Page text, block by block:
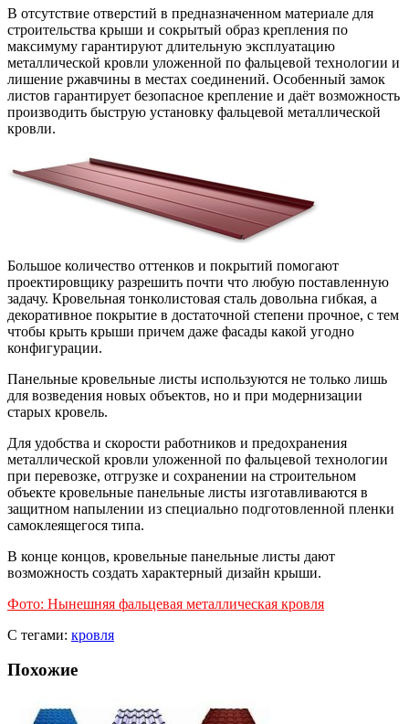
В отсутствие отверстий в предназначенном материале для
строительства крыши и сокрытый образ крепления по
максимуму гарантируют длительную эксплуатацию
металлической кровли уложенной по фальцевой технологии и
лишение ржавчины в местах соединений. Особенный замок
листов гарантирует безопасное крепление и даёт возможность
производить быструю установку фальцевой металлической
кровли.
Большое количество оттенков и покрытий помогают
проектировщику разрешить почти что любую поставленную
задачу. Кровельная тонколистовая сталь довольна гибкая, а
декоративное покрытие в достаточной степени прочное, с тем
чтобы крыть крыши причем даже фасады какой угодно
конфигурации.
Панельные кровельные листы используются не только лишь
для возведения новых объектов, но и при модернизации
старых кровель.
Для удобства и скорости работников и предохранения
металлической кровли уложенной по фальцевой технологии
при перевозке, отгрузке и сохранении на строительном
объекте кровельные панельные листы изготавливаются в
защитном напылении из специально подготовленной пленки
самоклеящегося типа.
В конце концов, кровельные панельные листы дают
возможность создать характерный дизайн крыши.
Фото: Нынешняя фальцевая металлическая кровля
С тегами: кровля
Похожие